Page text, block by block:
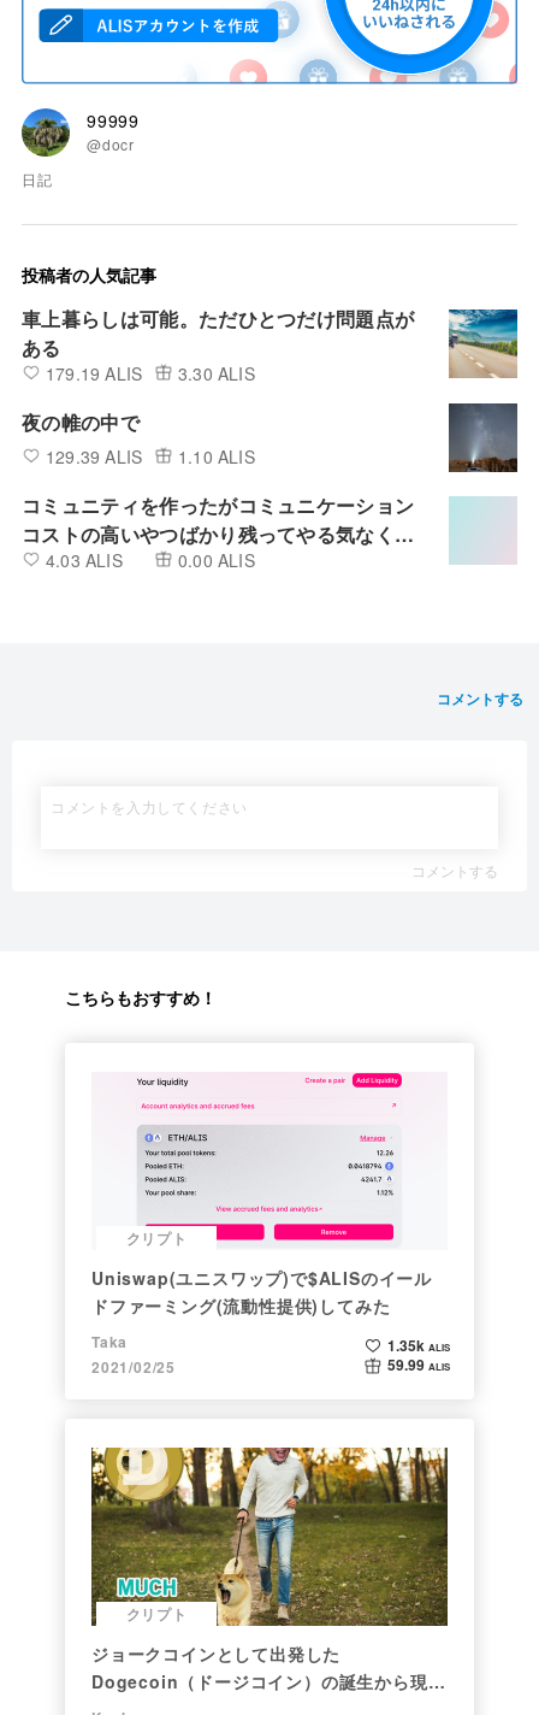
99999
@docr
日記
投稿者の人気記事
車上暮らしは可能。ただひとつだけ問題点が
ある
179.19 ALIS 3.30 ALIS
夜の帷の中で
129.39 ALIS 1.10 ALIS
コミュニティを作ったがコミュニケーション
コストの高いやつばかり残ってやる気なくな
ってくる
4.03 ALIS 0.00 ALIS
コメントする
コメントする
こちらもおすすめ！
クリプト
Uniswap(ユニスワップ)で$ALISのイール
ドファーミング(流動性提供)してみた
Taka
2021/02/25
1.35k ALIS
59.99 ALIS
クリプト
ジョークコインとして出発した
Dogecoin（ドージコイン）の誕生から現在
まで。注目される非証券性🐶